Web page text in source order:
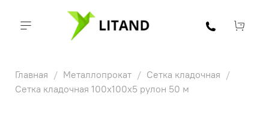
Главная Металлопрокат
Сетка кладочная
Сетка кладочная 100х100х5 рулон 50 м